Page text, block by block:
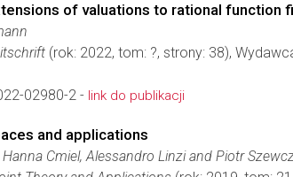
of valuations to rational function
(rok: 2022, tom: ?, strony: 38),
02980-2 - link do publikacji
and applications
Cmiel, Alessandro Linzi and Piotr